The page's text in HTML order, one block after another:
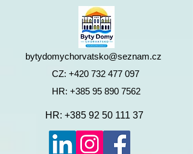
HR: +385 95 890 7562
CZ: +420 732 477 097
bytydomychorvatsko@seznam.cz
HR: +385 92 50 111 37